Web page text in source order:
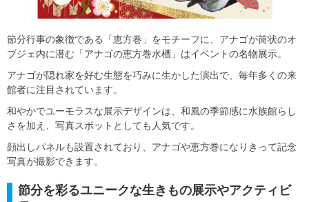
節分行事の象徴である「恵方巻」をモチーフに、アナゴが筒状のオ
ブジェ内に潜む「アナゴの恵方巻水槽」はイベントの名物展示。
アナゴが隠れ家を好む生態を巧みに生かした演出で、毎年多くの来
館者に注目されています。
和やかでユーモラスな展示デザインは、和風の季節感に水族館らし
さを加え、写真スポットとしても人気です。
顔出しパネルも設置されており、アナゴや恵方巻になりきって記念
写真が撮影できます。
節分を彩るユニークな生きもの展示やアクティビ